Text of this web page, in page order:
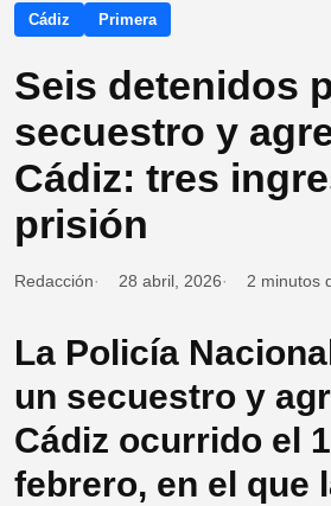
Cádiz Primera
Seis detenidos
secuestro y
Cádiz: tres
prisión
Redacción 28 abril, 2026 2 minutos
La Policía
un secuestro y
Cádiz ocurrido el
febrero, en el que